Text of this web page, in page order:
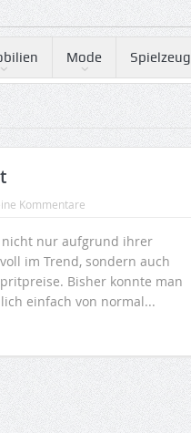
Mode Spielzeug
Kommentare
nicht nur aufgrund ihrer
im Trend, sondern auch
Bisher konnte man
einfach von normal...